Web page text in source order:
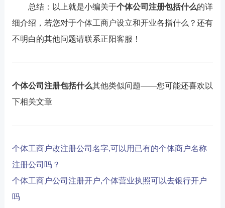
总结：以上就是小编关于个体公司注册包括什么的详
细介绍，若您对于个体工商户设立和开业各指什么？还有
不明白的其他问题请联系正阳客服！
个体公司注册包括什么其他类似问题——您可能还喜欢以
下相关文章
个体工商户改注册公司名字,可以用已有的个体商户名称
注册公司吗？
个体工商户公司注册开户,个体营业执照可以去银行开户
吗